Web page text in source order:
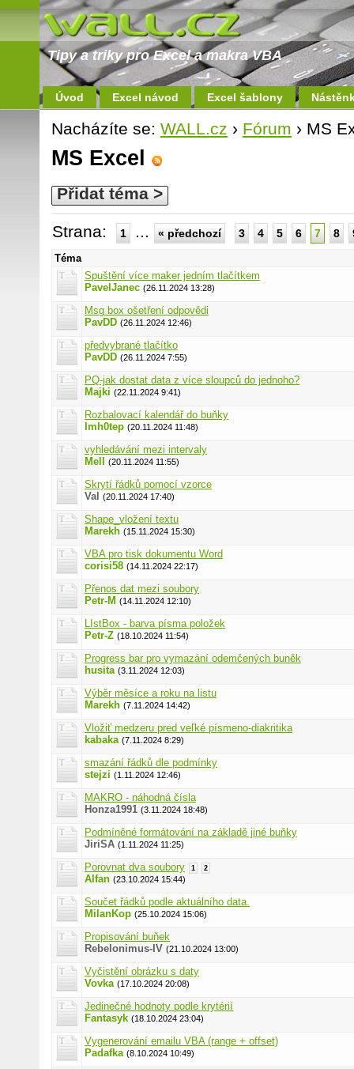
Tipy a triky pro Excel a makra VBA
Úvod Excel návod Excel šablony
Nacházíte se: WALL.cz › Fórum › MS
MS Excel
Přidat téma >
Strana: 1 ... « předchozí 3 4 5 6 7 8
Téma
Spuštění více maker jedním tlačítkem
PavelJanec (26.11.2024 13:28)
Msg box ošetření odpovědi
PavDD (26.11.2024 12:46)
předvybrané tlačítko
PavDD (26.11.2024 7:55)
PQ-jak dostat data z více sloupců do jednoho?
Majki (22.11.2024 9:41)
Rozbalovací kalendář do buňky
Imh0tep (20.11.2024 11:48)
vyhledávání mezi intervaly
Mell
(20.11.2024 11:55)
Skrytí řádků pomocí vzorce
Val (20.11.2024 17:40)
Shape_vložení textu
Marekh (15.11.2024 15:30)
VBA pro tisk dokumentu Word
corisi58 (14.11.2024 22:17)
Přenos dat mezi soubory
Petr-M (14.11.2024 12:10)
LIstBox - barva písma položek
Petr-Z (18.10.2024 11:54)
Progress bar pro vymazání odemčených buněk
husita (3.11.2024 12:03)
Výběr měsíce a roku na listu
Marekh (7.11.2024 14:42)
Vložiť medzeru pred veľké písmeno-diakritika
kabaka (7.11.2024 8:29)
smazání řádků dle podmínky
stejzi (1.11.2024 12:46)
MAKRO - náhodná čísla
Honza1991 (3.11.2024 18:48)
Podmíněné formátování na základě jiné buňky
JiriSA (1.11.2024 11:25)
Porovnat dva soubory 1 2
Alfan (23.10.2024 15:44)
Součet řádků podle aktuálního data.
MilanKop (25.10.2024 15:06)
Propisování buňek
Rebelonimus-IV (21.10.2024 13:00)
Vyčistění obrázku s daty
Vovka (17.10.2024 20:08)
Jedinečné hodnoty podle krytérií
Fantasyk (18.10.2024 23:04)
Vygenerování emailu VBA (range + offset)
Padafka (8.10.2024 10:49)